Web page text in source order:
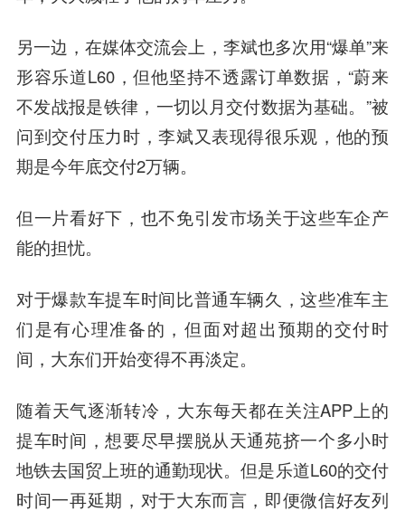
另一边，在媒体交流会上，李斌也多次用“爆单”来
形容乐道L60，但他坚持不透露订单数据，“蔚来
不发战报是铁律，一切以月交付数据为基础。”被
问到交付压力时，李斌又表现得很乐观，他的预
期是今年底交付2万辆。
但一片看好下，也不免引发市场关于这些车企产
能的担忧。
对于爆款车提车时间比普通车辆久，这些准车主
们是有心理准备的，但面对超出预期的交付时
间，大东们开始变得不再淡定。
随着天气逐渐转冷，大东每天都在关注APP上的
提车时间，想要尽早摆脱从天通苑挤一个多小时
地铁去国贸上班的通勤现状。但是乐道L60的交付
时间一再延期，对于大东而言，即便微信好友列